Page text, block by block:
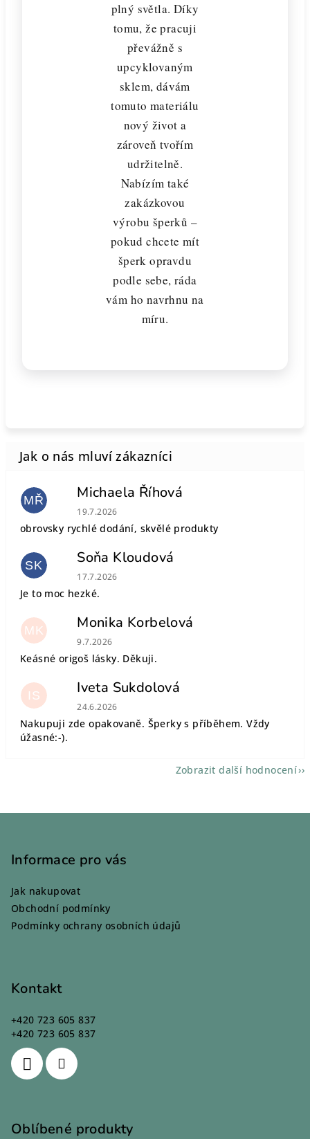
plný světla. Díky
tomu, že pracuji
převážně s
upcyklovaným
sklem, dávám
tomuto materiálu
nový život a
zároveň tvořím
udržitelně.
Nabízím také
zakázkovou
výrobu šperků –
pokud chcete mít
šperk opravdu
podle sebe, ráda
vám ho navrhnu na
míru.
MŘ Michaela Říhová
Hodnocení obchodu je 5 z 5 hvězdiček.
19.7.2026
obrovsky rychlé dodání, skvělé produkty
SK Soňa Kloudová
Hodnocení obchodu je 5 z 5 hvězdiček.
17.7.2026
Je to moc hezké.
MK Monika Korbelová
Hodnocení obchodu je 5 z 5 hvězdiček.
9.7.2026
Keásné origoš lásky. Děkuji.
IS Iveta Sukdolová
Hodnocení obchodu je 5 z 5 hvězdiček.
24.6.2026
Nakupuji zde opakovaně. Šperky s příběhem. Vždy
úžasné:-).
Zobrazit další hodnocení
Informace pro vás
Jak nakupovat
Obchodní podmínky
Podmínky ochrany osobních údajů
Kontakt
+420 723 605 837
+420 723 605 837
Oblíbené produkty